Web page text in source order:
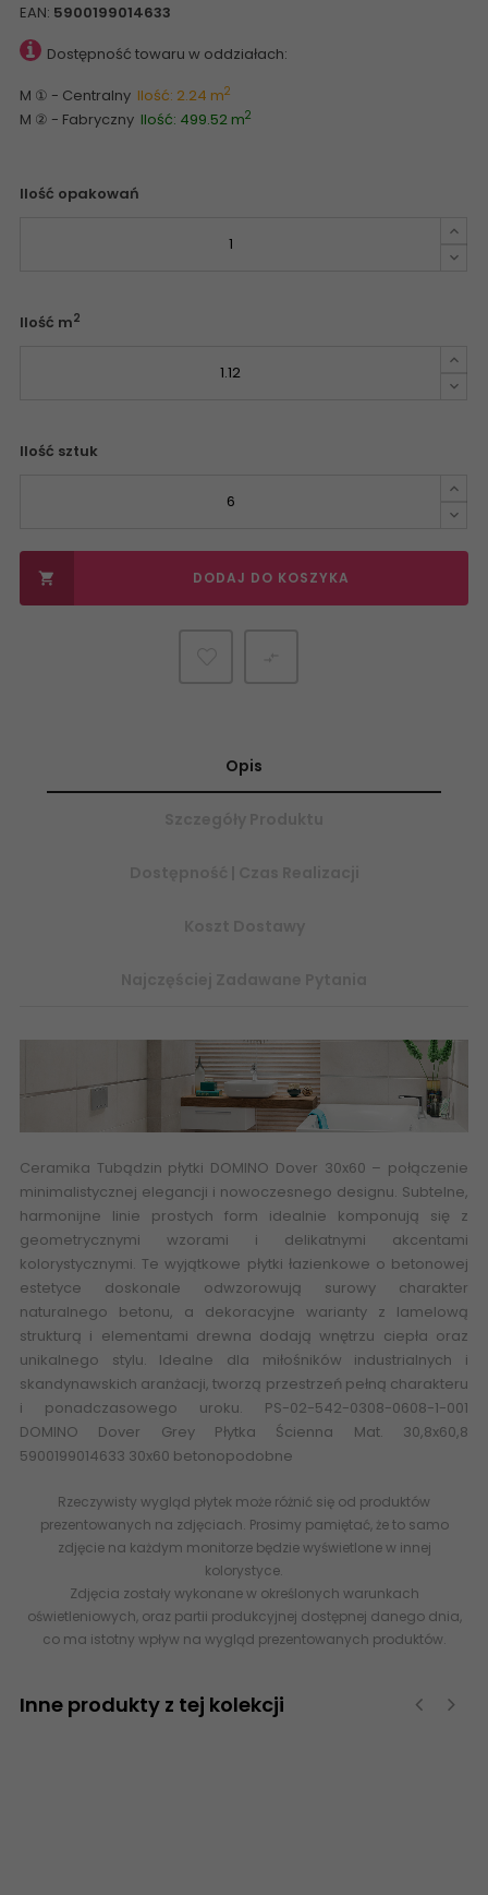
EAN: 5900199014633
Dostępność towaru w oddziałach:
M ① - Centralny Ilość: 2.24 m2
M ② - Fabryczny Ilość: 499.52 m2
Ilość opakowań
Ilość m2
Ilość sztuk
 DODAJ DO KOSZYKA
Opis
Ceramika Tubądzin płytki DOMINO Dover 30x60 – połączenie
minimalistycznej elegancji i nowoczesnego designu. Subtelne,
harmonijne linie prostych form idealnie komponują się z
geometrycznymi wzorami i delikatnymi akcentami
kolorystycznymi. Te wyjątkowe płytki łazienkowe o betonowej
estetyce doskonale odwzorowują surowy charakter
naturalnego betonu, a dekoracyjne warianty z lamelową
strukturą i elementami drewna dodają wnętrzu ciepła oraz
unikalnego stylu. Idealne dla miłośników industrialnych i
skandynawskich aranżacji, tworzą przestrzeń pełną charakteru
i ponadczasowego uroku. PS-02-542-0308-0608-1-001
DOMINO Dover Grey Płytka Ścienna Mat. 30,8x60,8
5900199014633 30x60 betonopodobne
Rzeczywisty wygląd płytek może różnić się od produktów
prezentowanych na zdjęciach. Prosimy pamiętać, że to samo
zdjęcie na każdym monitorze będzie wyświetlone w innej
kolorystyce.
Zdjęcia zostały wykonane w określonych warunkach
oświetleniowych, oraz partii produkcyjnej dostępnej danego dnia,
co ma istotny wpływ na wygląd prezentowanych produktów.
Inne produkty z tej kolekcji